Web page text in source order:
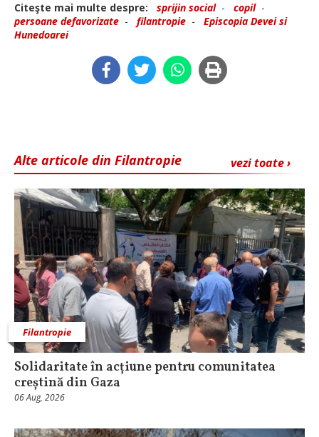
Citeşte mai multe despre:
sprijin social- copil-
persoane defavorizate - filantropie - Episcopia Devei si
Hunedoarei
vezi toate ›
Alte articole din Filantropie
Filantropie
Solidaritate în acțiune pentru comunitatea
creștină din Gaza
06 Aug, 2026